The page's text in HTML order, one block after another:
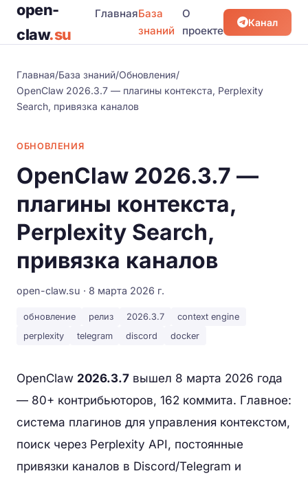
open-
claw.su
ГлавнаяБаза
знаний
О
проекте
Канал
Главная/База знаний/Обновления/
OpenClaw 2026.3.7 — плагины контекста, Perplexity
Search, привязка каналов
ОБНОВЛЕНИЯ
OpenClaw 2026.3.7 —
плагины контекста,
Perplexity Search,
привязка каналов
open-claw.su · 8 марта 2026 г.
обновление релиз 2026.3.7
context engine
perplexity
telegram discord docker
OpenClaw 2026.3.7 вышел 8 марта 2026 года
— 80+ контрибьюторов, 162 коммита. Главное:
система плагинов для управления контекстом,
поиск через Perplexity API, постоянные
привязки каналов в Discord/Telegram и